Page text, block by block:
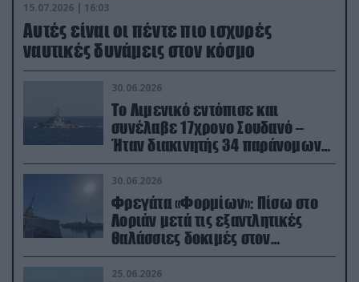
15.07.2026 | 16:03
Aυτές είναι οι πέντε πιο ισχυρές
ναυτικές δυνάμεις στον κόσμο
30.06.2026
Το Λιμενικό εντόπισε και
συνέλαβε 17χρονο Σουδανό –
Ήταν διακινητής 34 παράνομων
μεταναστών
30.06.2026
Φρεγάτα «Φορμίων»: Πίσω στο
Λοριάν μετά τις εξαντλητικές
θαλάσσιες δοκιμές στον
απαιτητικό Βισκαϊκό
25.06.2026